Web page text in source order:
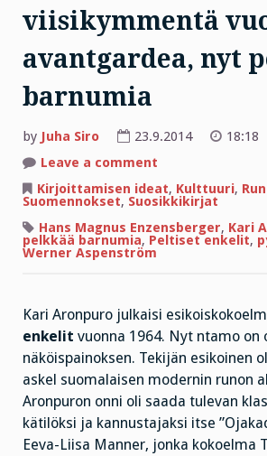
viisikymmentä
avantgardea, nyt
barnumia
by Juha Siro 23.9.2014
18:18
Leave a comment
Aronpuro
–
viisikymmentä
vuotta
avantgardea,
nyt
Kirjoittamisen ideat, Kulttuuri,
Suomennokset, Suosikkikirjat
Hans Magnus Enzensberger, Kari
pelkkää barnumia, Peltiset enkelit,
Werner Aspenström
Kari Aronpuro julkaisi
enkelit vuonna 1964. Nyt ntamo
näköispainoksen. Tekijän esikoinen
askel suomalaisen modernin runon
Aronpuron onni oli saada tulevan
kätilöksi ja kannustajaksi itse
Eeva-Liisa Manner, jonka kokoelma